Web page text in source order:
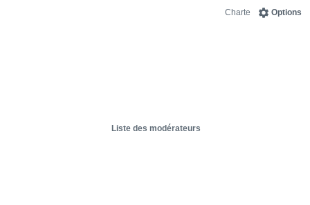
Options
Charte
Liste des modérateurs